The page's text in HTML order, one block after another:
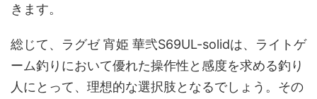
きます。
総じて、ラグゼ 宵姫 華弐S69UL-solidは、ライトゲ
ーム釣りにおいて優れた操作性と感度を求める釣り
人にとって、理想的な選択肢となるでしょう。その